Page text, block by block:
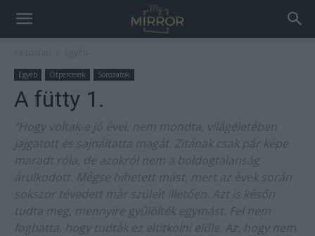
Egyéb Ötpercesek Sorozatok
A fütty 1.
“Hogy voltak-e jó évei, nem mondta, világéletében
jajgatott és sajnáltatta magát. Zitának csak pár képe
maradt róla, de azokról nem a boldogtalanság
árulkodott. Mégse hihetett mást, mert az évek során
sokszor tévedett már szüleit illetően. Azt is későn
tudta meg, mennyire gyűlölték egymást. Fel nem
foghatta, hogy tudták ez eltitkolni előle. Az, hogy nem